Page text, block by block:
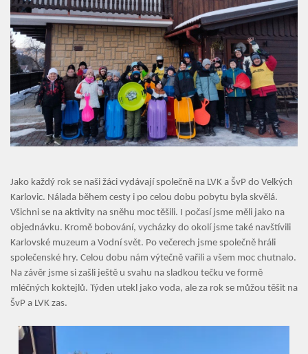
Jako každý rok se naši žáci vydávají společně na LVK a ŠvP do Velkých
Karlovic. Nálada během cesty i po celou dobu pobytu byla skvělá.
Všichni se na aktivity na sněhu moc těšili. I počasí jsme měli jako na
objednávku. Kromě bobování, vycházky do okolí jsme také navštívili
Karlovské muzeum a Vodní svět. Po večerech jsme společně hráli
společenské hry. Celou dobu nám výtečně vařili a všem moc chutnalo.
Na závěr jsme si zašli ještě u svahu na sladkou tečku ve formě
mléčných koktejlů. Týden utekl jako voda, ale za rok se můžou těšit na
ŠvP a LVK zas.